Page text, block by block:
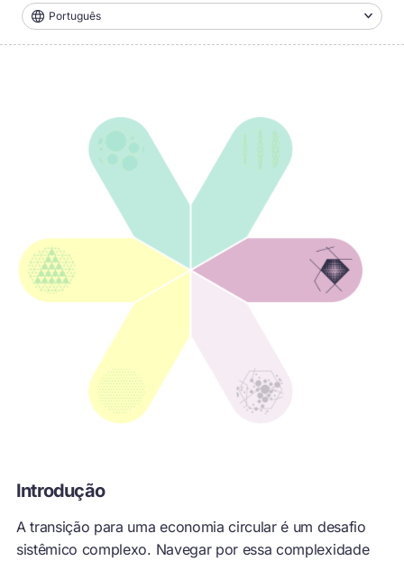
Português
Introdução
A transição para uma economia circular é um desafio
sistêmico complexo. Navegar por essa complexidade